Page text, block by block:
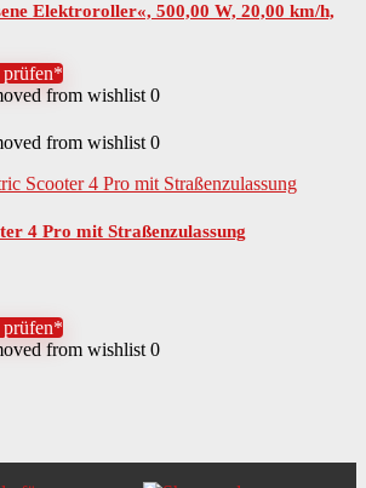
Elektroroller«, 500,00 W, 20,00 km/h,
prüfen*
from wishlist 0
from wishlist 0
4 Pro mit Straßenzulassung
prüfen*
from wishlist 0